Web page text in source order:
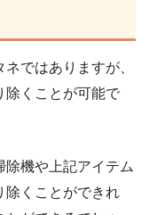
ではありますが、
除くことが可能で
機や上記アイテム
除くことができれ